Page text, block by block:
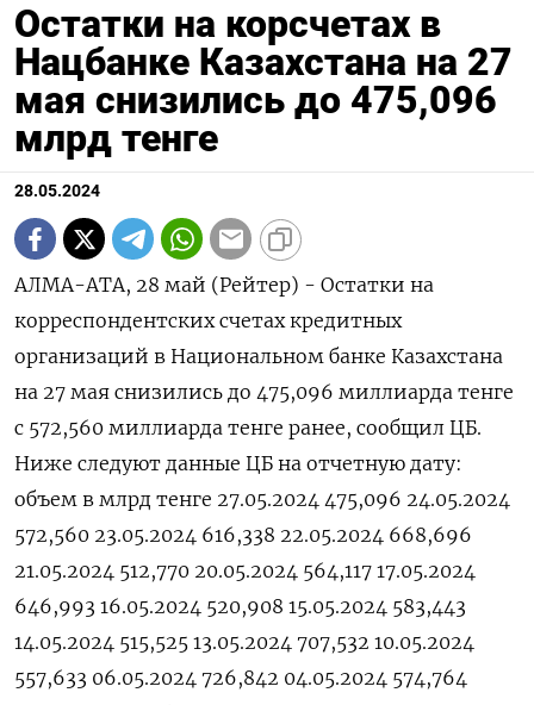
Остатки на корсчетах в
Нацбанке Казахстана на 27
мая снизились до 475,096
млрд тенге
28.05.2024
АЛМА-АТА, 28 май (Рейтер) - Остатки на
корреспондентских счетах кредитных
организаций в Национальном банке Казахстана
на 27 мая снизились до 475,096 миллиарда тенге
с 572,560 миллиарда тенге ранее, сообщил ЦБ.
Ниже следуют данные ЦБ на отчетную дату:
объем в млрд тенге 27.05.2024 475,096 24.05.2024
572,560 23.05.2024 616,338 22.05.2024 668,696
21.05.2024 512,770 20.05.2024 564,117 17.05.2024
646,993 16.05.2024 520,908 15.05.2024 583,443
14.05.2024 515,525 13.05.2024 707,532 10.05.2024
557,633 06.05.2024 726,842 04.05.2024 574,764